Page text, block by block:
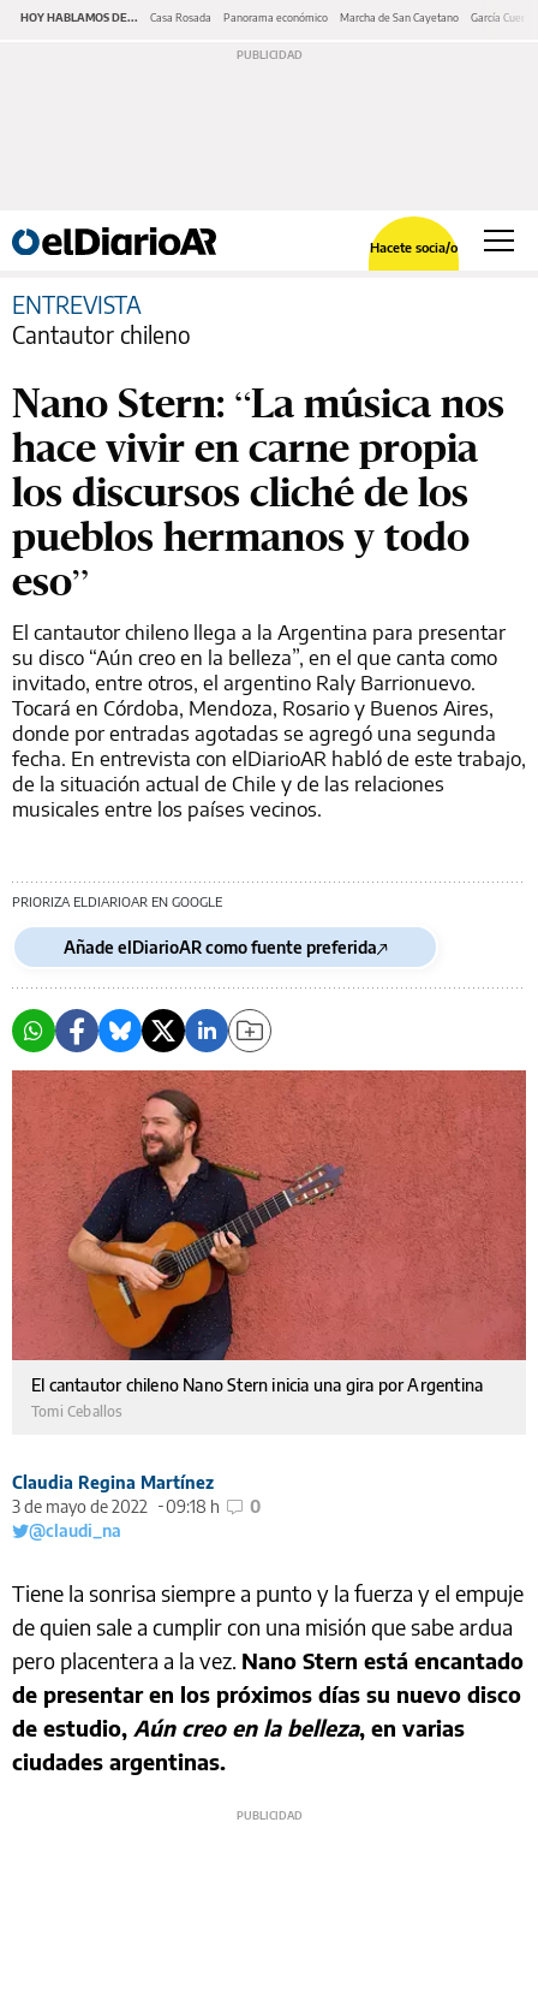
HOY HABLAMOS DE... Casa Rosada Panorama económico Marcha de San Cayetano García Cuerva
Hacete socia/o
ENTREVISTA
Cantautor chileno
Nano Stern: “La música nos
hace vivir en carne propia
los discursos cliché de los
pueblos hermanos y todo
eso”
El cantautor chileno llega a la Argentina para presentar
su disco “Aún creo en la belleza”, en el que canta como
invitado, entre otros, el argentino Raly Barrionuevo.
Tocará en Córdoba, Mendoza, Rosario y Buenos Aires,
donde por entradas agotadas se agregó una segunda
fecha. En entrevista con elDiarioAR habló de este trabajo,
de la situación actual de Chile y de las relaciones
musicales entre los países vecinos.
PRIORIZA ELDIARIOAR EN GOOGLE
Añade elDiarioAR como fuente preferida
El cantautor chileno Nano Stern inicia una gira por Argentina
Tomi Ceballos
Claudia Regina Martínez
3 de mayo de 2022
09:18 h
0
@claudi_na
Tiene la sonrisa siempre a punto y la fuerza y el empuje
de quien sale a cumplir con una misión que sabe ardua
pero placentera a la vez. Nano Stern está encantado
de presentar en los próximos días su nuevo disco
de estudio, Aún creo en la belleza, en varias
ciudades argentinas.